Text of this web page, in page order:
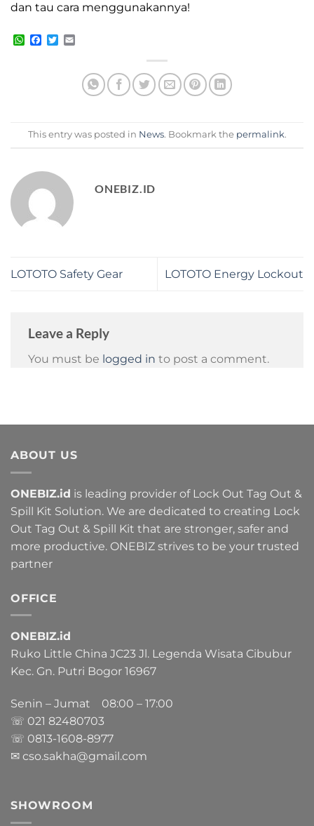
dan tau cara menggunakannya!
WhatsApp
Facebook
Twitter
This entry was posted in News. Bookmark the permalink.
ONEBIZ.ID
LOTOTO Safety Gear LOTOTO Energy Lockout
Leave a Reply
You must be logged in to post a comment.
ABOUT US
ONEBIZ.id is leading provider of Lock Out Tag Out &
Spill Kit Solution. We are dedicated to creating Lock
Out Tag Out & Spill Kit that are stronger, safer and
more productive. ONEBIZ strives to be your trusted
partner
OFFICE
ONEBIZ.id
Ruko Little China JC23 Jl. Legenda Wisata Cibubur
Kec. Gn. Putri Bogor 16967
Senin – Jumat 08:00 – 17:00
☏ 021 82480703
☏ 0813-1608-8977
✉ cso.sakha@gmail.com
SHOWROOM